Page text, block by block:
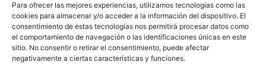
Para ofrecer las mejores experiencias, utilizamos tecnologías como las
cookies para almacenar y/o acceder a la información del dispositivo. El
consentimiento de estas tecnologías nos permitirá procesar datos como
el comportamiento de navegación o las identificaciones únicas en este
sitio. No consentir o retirar el consentimiento, puede afectar
negativamente a ciertas características y funciones.
Hazte Miembro Herbalife
Consulta Nutrición Gratis
Descuentos Vip Herbalife